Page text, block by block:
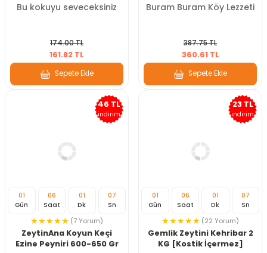
Bu kokuyu seveceksiniz
174.00 TL
161.82 TL
Sepete Ekle
Buram Buram Köy Lezzeti
387.75 TL
360.61 TL
Sepete Ekle
46 TL
indirim
01
Gün
06
Saat
01
Dk
07
Sn
(7 Yorum)
ZeytinAna Koyun Keçi
Ezine Peyniri 600-650 Gr
23 TL
indirim
01
Gün
06
Saat
01
Dk
07
Sn
(22 Yorum)
Gemlik Zeytini Kehribar 2
KG [Kostik İçermez]